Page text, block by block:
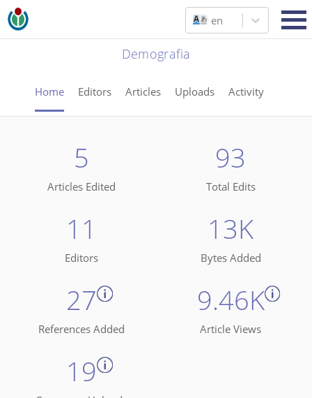
en
Demografia
Home Editors Articles Uploads Activity
5
Articles Edited
93
Total Edits
11
Editors
13K
Bytes Added
27
References Added
9.46K
Article Views
19